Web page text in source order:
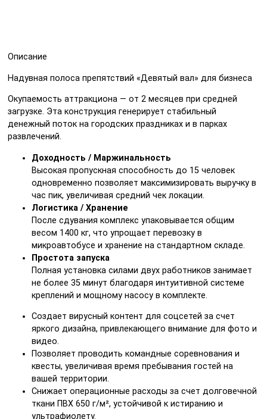
Описание
Надувная полоса препятствий «Девятый вал» для бизнеса
Окупаемость аттракциона — от 2 месяцев при средней
загрузке. Эта конструкция генерирует стабильный
денежный поток на городских праздниках и в парках
развлечений.
Доходность / Маржинальность
Высокая пропускная способность до 15 человек
одновременно позволяет максимизировать выручку в
час пик, увеличивая средний чек локации.
Логистика / Хранение
После сдувания комплекс упаковывается общим
весом 1400 кг, что упрощает перевозку в
микроавтобусе и хранение на стандартном складе.
Простота запуска
Полная установка силами двух работников занимает
не более 35 минут благодаря интуитивной системе
креплений и мощному насосу в комплекте.
Создает вирусный контент для соцсетей за счет
яркого дизайна, привлекающего внимание для фото и
видео.
Позволяет проводить командные соревнования и
квесты, увеличивая время пребывания гостей на
вашей территории.
Снижает операционные расходы за счет долговечной
ткани ПВХ 650 г/м², устойчивой к истиранию и
ультрафиолету.